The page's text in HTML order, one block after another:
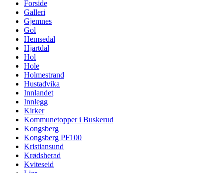
Forside
Galleri
Gjemnes
Gol
Hemsedal
Hjartdal
Hol
Hole
Holmestrand
Hustadvika
Innlandet
Innlegg
Kirker
Kommunetopper i Buskerud
Kongsberg
Kongsberg PF100
Kristiansund
Krødsherad
Kviteseid